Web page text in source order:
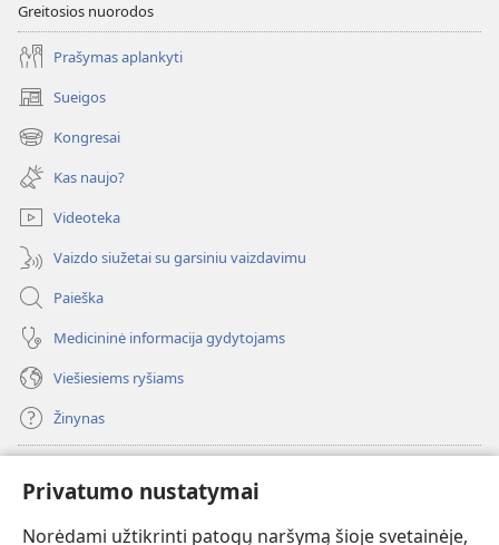
Privatumo nustatymai
Norėdami užtikrinti patogų naršymą šioje svetainėje,
Greitosios nuorodos
Prašymas aplankyti
Sueigos
(atsiveria
naujas
langas)
Kongresai
(atsiveria
naujas
langas)
Kas naujo?
Videoteka
Vaizdo siužetai su garsiniu vaizdavimu
Paieška
Medicininė informacija gydytojams
Viešiesiems ryšiams
Žinynas
(atsiveria
naujas
langas)Sargybos bokšto INTERNETINĖ BIBLIOTEKA